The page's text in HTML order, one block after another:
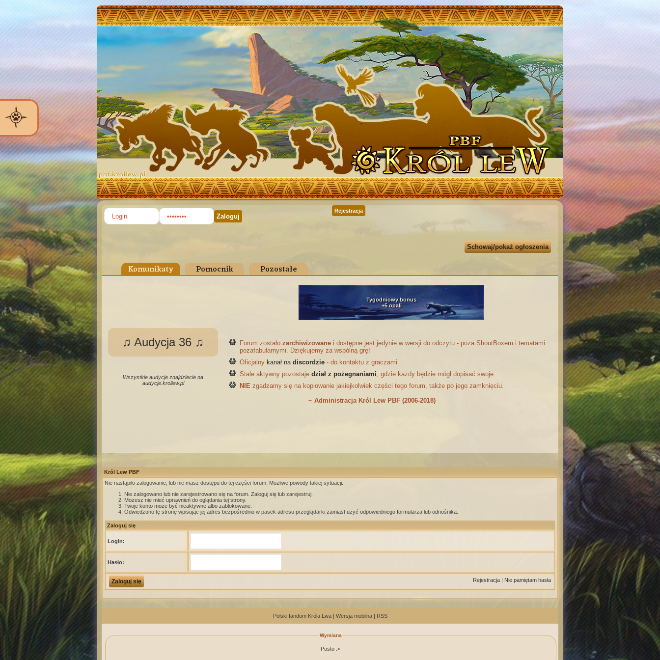
Rejestracja
Schowaj/pokaż ogłoszenia
Komunikaty Pomocnik Pozostałe
♫ Audycja 36 ♫
Wszystkie audycje znajdziecie na
audycje.krollew.pl
Tygodniowy bonus
+5 opali
Forum zostało zarchiwizowane i dostępne jest jedynie w wersji do odczytu - poza ShoutBoxem i tematami
pozafabularnymi. Dziękujemy za wspólną grę!
Oficjalny kanał na discordzie - do kontaktu z graczami.
Stale aktywny pozostaje dział z pożegnaniami, gdzie każdy będzie mógł dopisać swoje.
NIE zgadzamy się na kopiowanie jakiejkolwiek części tego forum, także po jego zamknięciu.
~ Administracja Król Lew PBF (2006-2018)
Król Lew PBF
Nie nastąpiło zalogowanie, lub nie masz dostępu do tej części forum. Możliwe powody takiej sytuacji:
Nie zalogowano lub nie zarejestrowano się na forum. Zaloguj się lub zarejestruj.
Możesz nie mieć uprawnień do oglądania tej strony.
Twoje konto może być nieaktywne albo zablokowane.
Odwiedzono tę stronę wpisując jej adres bezpośrednio w pasek adresu przeglądarki zamiast użyć odpowiedniego formularza lub odnośnika.
Zaloguj się
Login:
Hasło:
Rejestracja | Nie pamiętam hasła
Polski fandom Króla Lwa| Wersja mobilna| RSS
Wymiana
Pusto :<